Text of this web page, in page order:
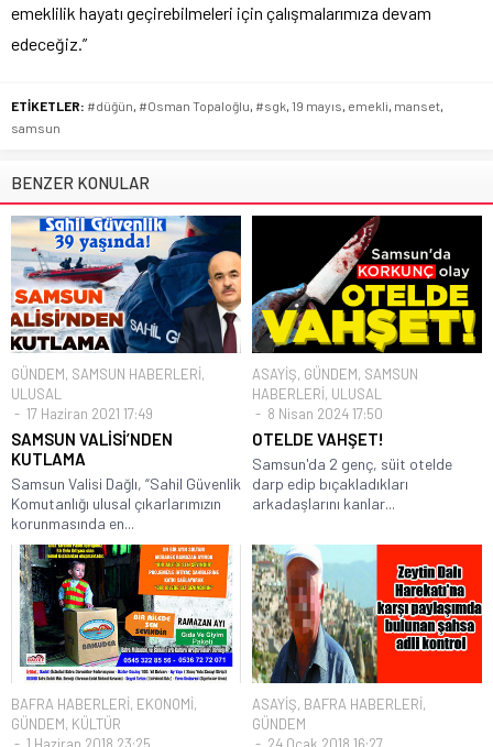
emeklilik hayatı geçirebilmeleri için çalışmalarımıza devam
edeceğiz.”
ETİKETLER: #düğün #Osman Topaloğlu #sgk 19 mayıs emekli manset
samsun
BENZER KONULAR
GÜNDEM, SAMSUN HABERLERİ,
ULUSAL
17 Haziran 2021 17:49
SAMSUN VALİSİ’NDEN
KUTLAMA
Samsun Valisi Dağlı, “Sahil Güvenlik
Komutanlığı ulusal çıkarlarımızın
korunmasında en...
ASAYİŞ, GÜNDEM, SAMSUN
HABERLERİ, ULUSAL
8 Nisan 2024 17:50
OTELDE VAHŞET!
Samsun'da 2 genç, süit otelde
darp edip bıçakladıkları
arkadaşlarını kanlar...
BAFRA HABERLERİ, EKONOMİ,
GÜNDEM, KÜLTÜR
1 Haziran 2018 23:25
ASAYİŞ, BAFRA HABERLERİ,
GÜNDEM
24 Ocak 2018 16:27